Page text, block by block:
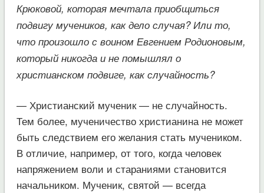
Крюковой, которая мечтала приобщиться
подвигу мучеников, как дело случая? Или то,
что произошло с воином Евгением Родионовым,
который никогда и не помышлял о
христианском подвиге, как случайность?
— Христианский мученик — не случайность.
Тем более, мученичество христианина не может
быть следствием его желания стать мучеником.
В отличие, например, от того, когда человек
напряжением воли и стараниями становится
начальником. Мученик, святой — всегда